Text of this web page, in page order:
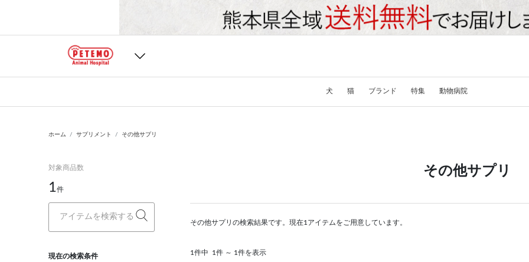
犬 猫 ブランド 特集 動物病院
ホーム サプリメント その他サプリ
対象商品数
1件
現在の検索条件
その他サプリ
その他サプリの検索結果です。現在1アイテムをご用意しています。
1件中 1件 ～ 1件を表示